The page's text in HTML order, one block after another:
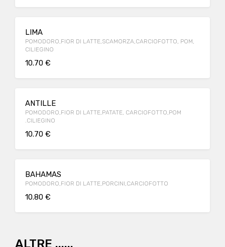
LIMA
POMODORO,FIOR DI LATTE,SCAMORZA,CARCIOFOTTO, POM,
CILIEGINO
10.70 €
ANTILLE
POMODORO,FIOR DI LATTE,PATATE, CARCIOFOTTO,POM
.CILIEGINO
10.70 €
BAHAMAS
POMODORO,FIOR DI LATTE,PORCINI,CARCIOFOTTO
10.80 €
ALTRE ......